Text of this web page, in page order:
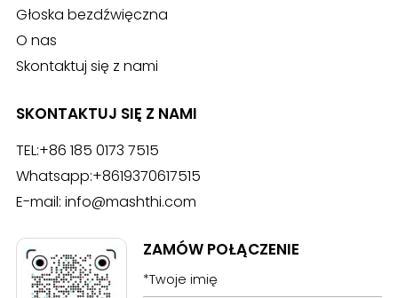
Głoska bezdźwięczna
O nas
Skontaktuj się z nami
SKONTAKTUJ SIĘ Z NAMI
TEL:+86 185 0173 7515
Whatsapp:+8619370617515
E-mail: info@mashthi.com
ZAMÓW POŁĄCZENIE